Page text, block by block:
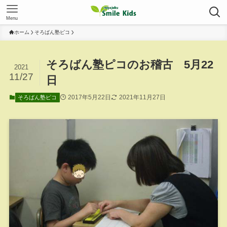
Menu
ホーム そろばん塾ピコ
そろばん塾ピコのお稽古 5月22
日
2021
11/27
そろばん塾ピコ 2017年5月22日 2021年11月27日